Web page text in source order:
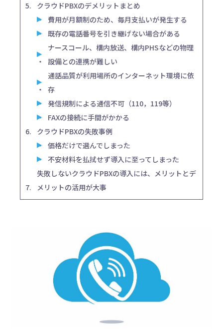
クラウドPBXのデメリットまとめ
費用が月額制のため、毎月支払いが発生する
既存の電話番号を引き継げない場合がある
ナースコール、構内放送、構内PHSなどの物理
設備との連携が難しい
通話品質が利用場所のインターネット環境に依
存
発信規制による通信不可（110，119等）
FAXの接続に手間がかかる
クラウドPBXの失敗事例
価格だけで選んでしまった
不安材料を払拭せず導入に至ってしまった
失敗しないクラウドPBXの導入には、メリットとデ
メリットの活用が大事